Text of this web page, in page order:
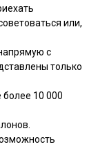
или,
с
только
более 10 000